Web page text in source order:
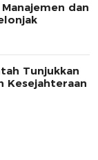
dan
Tunjukkan
Kesejahteraan